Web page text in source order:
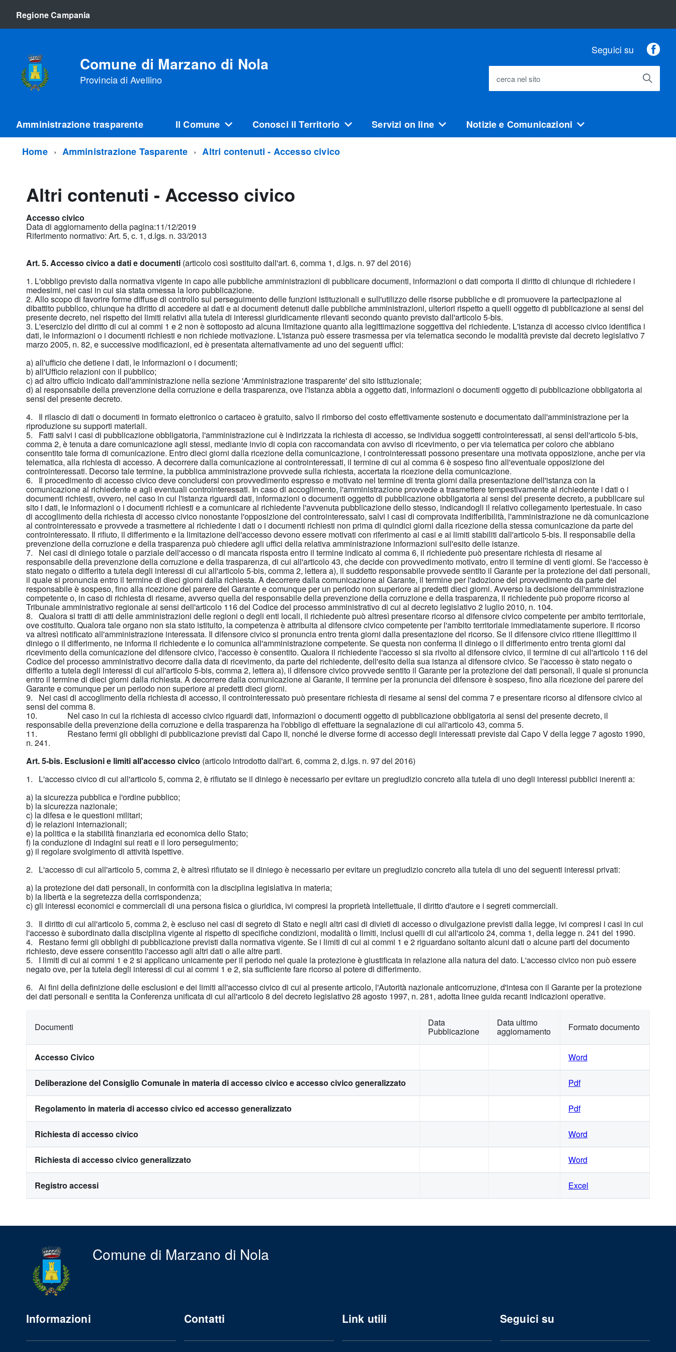
Regione Campania
Comune di Marzano di Nola
Provincia di Avellino
Seguici su
cerca nel sito
Amministrazione trasparente Il Comune Conosci il Territorio Servizi on line Notizie e Comunicazioni
Home Amministrazione Tasparente Altri contenuti - Accesso civico
Altri contenuti - Accesso civico
Accesso civico
Data di aggiornamento della pagina:11/12/2019
Riferimento normativo: Art. 5, c. 1, d.lgs. n. 33/2013
Art. 5. Accesso civico a dati e documenti (articolo così sostituito dall'art. 6, comma 1, d.lgs. n. 97 del 2016)
1. L'obbligo previsto dalla normativa vigente in capo alle pubbliche amministrazioni di pubblicare documenti, informazioni o dati comporta il diritto di chiunque di richiedere i
medesimi, nei casi in cui sia stata omessa la loro pubblicazione.
2. Allo scopo di favorire forme diffuse di controllo sul perseguimento delle funzioni istituzionali e sull'utilizzo delle risorse pubbliche e di promuovere la partecipazione al
dibattito pubblico, chiunque ha diritto di accedere ai dati e ai documenti detenuti dalle pubbliche amministrazioni, ulteriori rispetto a quelli oggetto di pubblicazione ai sensi del
presente decreto, nel rispetto dei limiti relativi alla tutela di interessi giuridicamente rilevanti secondo quanto previsto dall'articolo 5-bis.
3. L'esercizio del diritto di cui ai commi 1 e 2 non è sottoposto ad alcuna limitazione quanto alla legittimazione soggettiva del richiedente. L'istanza di accesso civico identifica i
dati, le informazioni o i documenti richiesti e non richiede motivazione. L'istanza può essere trasmessa per via telematica secondo le modalità previste dal decreto legislativo 7
marzo 2005, n. 82, e successive modificazioni, ed è presentata alternativamente ad uno dei seguenti uffici:
a) all'ufficio che detiene i dati, le informazioni o i documenti;
b) all'Ufficio relazioni con il pubblico;
c) ad altro ufficio indicato dall'amministrazione nella sezione 'Amministrazione trasparente' del sito istituzionale;
d) al responsabile della prevenzione della corruzione e della trasparenza, ove l'istanza abbia a oggetto dati, informazioni o documenti oggetto di pubblicazione obbligatoria ai
sensi del presente decreto.
4. Il rilascio di dati o documenti in formato elettronico o cartaceo è gratuito, salvo il rimborso del costo effettivamente sostenuto e documentato dall'amministrazione per la
riproduzione su supporti materiali.
5. Fatti salvi i casi di pubblicazione obbligatoria, l'amministrazione cui è indirizzata la richiesta di accesso, se individua soggetti controinteressati, ai sensi dell'articolo 5-bis,
comma 2, è tenuta a dare comunicazione agli stessi, mediante invio di copia con raccomandata con avviso di ricevimento, o per via telematica per coloro che abbiano
consentito tale forma di comunicazione. Entro dieci giorni dalla ricezione della comunicazione, i controinteressati possono presentare una motivata opposizione, anche per via
telematica, alla richiesta di accesso. A decorrere dalla comunicazione ai controinteressati, il termine di cui al comma 6 è sospeso fino all'eventuale opposizione dei
controinteressati. Decorso tale termine, la pubblica amministrazione provvede sulla richiesta, accertata la ricezione della comunicazione.
6. Il procedimento di accesso civico deve concludersi con provvedimento espresso e motivato nel termine di trenta giorni dalla presentazione dell'istanza con la
comunicazione al richiedente e agli eventuali controinteressati. In caso di accoglimento, l'amministrazione provvede a trasmettere tempestivamente al richiedente i dati o i
documenti richiesti, ovvero, nel caso in cui l'istanza riguardi dati, informazioni o documenti oggetto di pubblicazione obbligatoria ai sensi del presente decreto, a pubblicare sul
sito i dati, le informazioni o i documenti richiesti e a comunicare al richiedente l'avvenuta pubblicazione dello stesso, indicandogli il relativo collegamento ipertestuale. In caso
di accoglimento della richiesta di accesso civico nonostante l'opposizione del controinteressato, salvi i casi di comprovata indifferibilità, l'amministrazione ne dà comunicazione
al controinteressato e provvede a trasmettere al richiedente i dati o i documenti richiesti non prima di quindici giorni dalla ricezione della stessa comunicazione da parte del
controinteressato. Il rifiuto, il differimento e la limitazione dell'accesso devono essere motivati con riferimento ai casi e ai limiti stabiliti dall'articolo 5-bis. Il responsabile della
prevenzione della corruzione e della trasparenza può chiedere agli uffici della relativa amministrazione informazioni sull'esito delle istanze.
7. Nei casi di diniego totale o parziale dell'accesso o di mancata risposta entro il termine indicato al comma 6, il richiedente può presentare richiesta di riesame al
responsabile della prevenzione della corruzione e della trasparenza, di cui all'articolo 43, che decide con provvedimento motivato, entro il termine di venti giorni. Se l'accesso è
stato negato o differito a tutela degli interessi di cui all'articolo 5-bis, comma 2, lettera a), il suddetto responsabile provvede sentito il Garante per la protezione dei dati personali,
il quale si pronuncia entro il termine di dieci giorni dalla richiesta. A decorrere dalla comunicazione al Garante, il termine per l'adozione del provvedimento da parte del
responsabile è sospeso, fino alla ricezione del parere del Garante e comunque per un periodo non superiore ai predetti dieci giorni. Avverso la decisione dell'amministrazione
competente o, in caso di richiesta di riesame, avverso quella del responsabile della prevenzione della corruzione e della trasparenza, il richiedente può proporre ricorso al
Tribunale amministrativo regionale ai sensi dell'articolo 116 del Codice del processo amministrativo di cui al decreto legislativo 2 luglio 2010, n. 104.
8. Qualora si tratti di atti delle amministrazioni delle regioni o degli enti locali, il richiedente può altresì presentare ricorso al difensore civico competente per ambito territoriale,
ove costituito. Qualora tale organo non sia stato istituito, la competenza è attribuita al difensore civico competente per l'ambito territoriale immediatamente superiore. Il ricorso
va altresì notificato all'amministrazione interessata. Il difensore civico si pronuncia entro trenta giorni dalla presentazione del ricorso. Se il difensore civico ritiene illegittimo il
diniego o il differimento, ne informa il richiedente e lo comunica all'amministrazione competente. Se questa non conferma il diniego o il differimento entro trenta giorni dal
ricevimento della comunicazione del difensore civico, l'accesso è consentito. Qualora il richiedente l'accesso si sia rivolto al difensore civico, il termine di cui all'articolo 116 del
Codice del processo amministrativo decorre dalla data di ricevimento, da parte del richiedente, dell'esito della sua istanza al difensore civico. Se l'accesso è stato negato o
differito a tutela degli interessi di cui all'articolo 5-bis, comma 2, lettera a), il difensore civico provvede sentito il Garante per la protezione dei dati personali, il quale si pronuncia
entro il termine di dieci giorni dalla richiesta. A decorrere dalla comunicazione al Garante, il termine per la pronuncia del difensore è sospeso, fino alla ricezione del parere del
Garante e comunque per un periodo non superiore ai predetti dieci giorni.
9. Nei casi di accoglimento della richiesta di accesso, il controinteressato può presentare richiesta di riesame ai sensi del comma 7 e presentare ricorso al difensore civico ai
sensi del comma 8.
10. Nel caso in cui la richiesta di accesso civico riguardi dati, informazioni o documenti oggetto di pubblicazione obbligatoria ai sensi del presente decreto, il
responsabile della prevenzione della corruzione e della trasparenza ha l'obbligo di effettuare la segnalazione di cui all'articolo 43, comma 5.
11. Restano fermi gli obblighi di pubblicazione previsti dal Capo II, nonché le diverse forme di accesso degli interessati previste dal Capo V della legge 7 agosto 1990,
n. 241.
Art. 5-bis. Esclusioni e limiti all'accesso civico (articolo introdotto dall'art. 6, comma 2, d.lgs. n. 97 del 2016)
1. L'accesso civico di cui all'articolo 5, comma 2, è rifiutato se il diniego è necessario per evitare un pregiudizio concreto alla tutela di uno degli interessi pubblici inerenti a:
a) la sicurezza pubblica e l'ordine pubblico;
b) la sicurezza nazionale;
c) la difesa e le questioni militari;
d) le relazioni internazionali;
e) la politica e la stabilità finanziaria ed economica dello Stato;
f) la conduzione di indagini sui reati e il loro perseguimento;
g) il regolare svolgimento di attività ispettive.
2. L'accesso di cui all'articolo 5, comma 2, è altresì rifiutato se il diniego è necessario per evitare un pregiudizio concreto alla tutela di uno dei seguenti interessi privati:
a) la protezione dei dati personali, in conformità con la disciplina legislativa in materia;
b) la libertà e la segretezza della corrispondenza;
c) gli interessi economici e commerciali di una persona fisica o giuridica, ivi compresi la proprietà intellettuale, il diritto d'autore e i segreti commerciali.
3. Il diritto di cui all'articolo 5, comma 2, è escluso nei casi di segreto di Stato e negli altri casi di divieti di accesso o divulgazione previsti dalla legge, ivi compresi i casi in cui
l'accesso è subordinato dalla disciplina vigente al rispetto di specifiche condizioni, modalità o limiti, inclusi quelli di cui all'articolo 24, comma 1, della legge n. 241 del 1990.
4. Restano fermi gli obblighi di pubblicazione previsti dalla normativa vigente. Se i limiti di cui ai commi 1 e 2 riguardano soltanto alcuni dati o alcune parti del documento
richiesto, deve essere consentito l'accesso agli altri dati o alle altre parti.
5. I limiti di cui ai commi 1 e 2 si applicano unicamente per il periodo nel quale la protezione è giustificata in relazione alla natura del dato. L'accesso civico non può essere
negato ove, per la tutela degli interessi di cui ai commi 1 e 2, sia sufficiente fare ricorso al potere di differimento.
6. Ai fini della definizione delle esclusioni e dei limiti all'accesso civico di cui al presente articolo, l'Autorità nazionale anticorruzione, d'intesa con il Garante per la protezione
dei dati personali e sentita la Conferenza unificata di cui all'articolo 8 del decreto legislativo 28 agosto 1997, n. 281, adotta linee guida recanti indicazioni operative.
Documenti Data
Pubblicazione
Data ultimo
aggiornamento Formato documento
Accesso Civico Word
Deliberazione del Consiglio Comunale in materia di accesso civico e accesso civico generalizzato Pdf
Regolamento in materia di accesso civico ed accesso generalizzato Pdf
Richiesta di accesso civico Word
Richiesta di accesso civico generalizzato Word
Registro accessi Excel
Comune di Marzano di Nola
Informazioni Contatti Link utili Seguici su